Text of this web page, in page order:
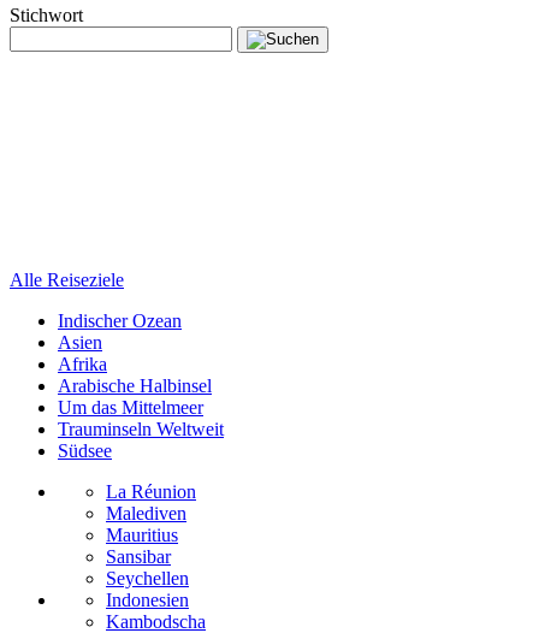
Stichwort
Alle Reiseziele
Indischer Ozean
Asien
Afrika
Arabische Halbinsel
Um das Mittelmeer
Trauminseln Weltweit
Südsee
La Réunion
Malediven
Mauritius
Sansibar
Seychellen
Indonesien
Kambodscha